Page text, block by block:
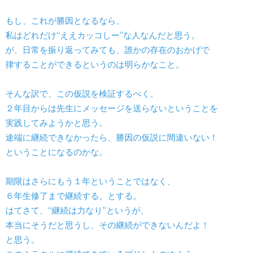
もし、これが勝因となるなら、
私はどれだけ“ええカッコしー”な人なんだと思う。
が、日常を振り返ってみても、誰かの存在のおかげで
律することができるというのは明らかなこと。
そんな訳で、この仮説を検証するべく、
２年目からは先生にメッセージを送らないということを
実践してみようかと思う。
途端に継続できなかったら、勝因の仮説に間違いない！
ということになるのかな。
期限はさらにもう１年ということではなく、
６年生修了まで継続する。とする。
はてさて、“継続は力なり”というが、
本当にそうだと思うし、その継続ができないんだよ！
と思う。